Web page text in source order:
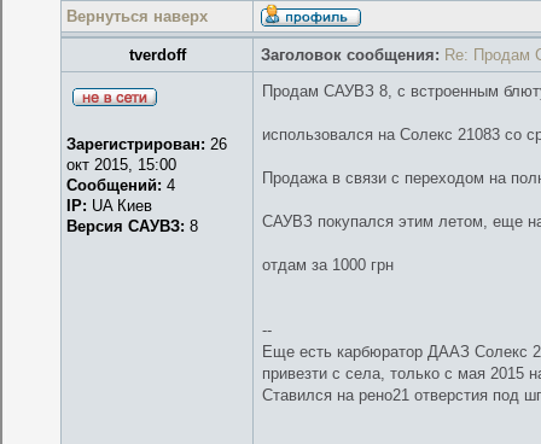
Вернуться наверх
tverdoff Заголовок сообщения: Re: Продам
Зарегистрирован: 26
окт 2015, 15:00
Сообщений: 4
IP: UA Киев
Версия САУВЗ: 8
Продам САУВЗ 8, с встроенным
использовался на Солекс 21083 со
Продажа в связи с переходом на
САУВЗ покупался этим летом, еще
отдам за 1000 грн
--
Еще есть карбюратор ДААЗ Солекс
привезти с села, только с мая 2015
Ставился на рено21 отверстия под